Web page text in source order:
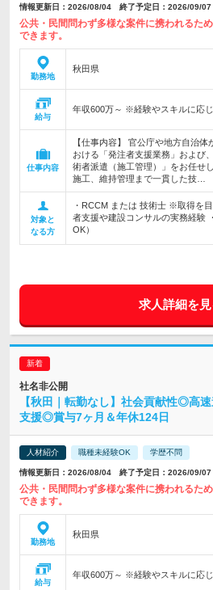
情報更新日：2026/08/04 終了予定日：2026/09/07
公共・民間問わず多様な案件に携われるた
できます。
勤務地
秋田県
給与
年収600万～ ※経験やスキルに応
仕事内容
【仕事内容】 官公庁や地方自治
おける「発注者支援業務」および
術者派遣（施工管理）」をお任せ
施工、維持管理まで一貫した技…
対象と
なる方
・RCCM または 技術士 ※取得を
者支援や建設コンサルの実務経験
OK）
求人詳細を見
社名非公開
【秋田｜転勤なし】社会貢献性◎高
支援◎賞与7ヶ月＆年休124日
人材紹介 職種未経験OK 学歴不問
情報更新日：2026/08/04 終了予定日：2026/09/07
公共・民間問わず多様な案件に携われるた
できます。
勤務地
秋田県
給与
年収600万～ ※経験やスキルに応